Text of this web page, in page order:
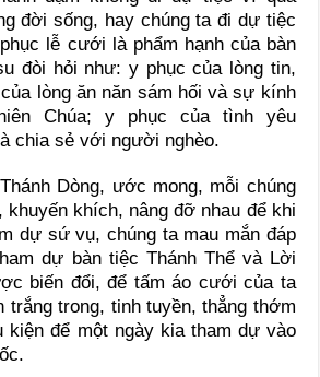
đời sống, hay chúng ta đi dự tiệc
lễ cưới là phẩm hạnh của bàn
đòi hỏi như: y phục của lòng tin,
lòng ăn năn sám hối và sự kính
Chúa; y phục của tình yêu
chia sẻ với người nghèo.
Dòng, ước mong, mỗi chúng
khuyến khích, nâng đỡ nhau để khi
dự sứ vụ, chúng ta mau mắn đáp
dự bàn tiệc Thánh Thể và Lời
biến đổi, để tấm áo cưới của ta
trắng trong, tinh tuyền, thẳng thớm
kiện để một ngày kia tham dự vào